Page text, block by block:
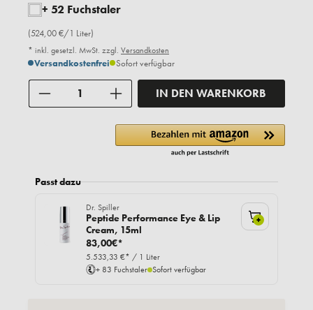
+ 52 Fuchstaler
(524,00 €/1 Liter)
* inkl. gesetzl. MwSt. zzgl. Versandkosten
Versandkostenfrei Sofort verfügbar
IN DEN WARENKORB
Passt dazu
Dr. Spiller
Peptide Performance Eye & Lip
Cream, 15ml
83,00€*
5.533,33 €* / 1 Liter
+ 83 Fuchstaler Sofort verfügbar
+